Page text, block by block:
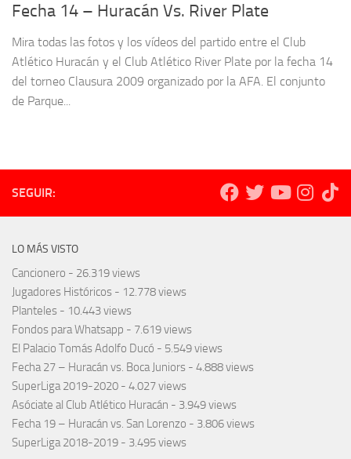
Fecha 14 – Huracán Vs. River Plate
Mira todas las fotos y los vídeos del partido entre el Club
Atlético Huracán y el Club Atlético River Plate por la fecha 14
del torneo Clausura 2009 organizado por la AFA. El conjunto
de Parque...
SEGUIR:
LO MÁS VISTO
Cancionero - 26.319 views
Jugadores Históricos - 12.778 views
Planteles - 10.443 views
Fondos para Whatsapp - 7.619 views
El Palacio Tomás Adolfo Ducó - 5.549 views
Fecha 27 – Huracán vs. Boca Juniors - 4.888 views
SuperLiga 2019-2020 - 4.027 views
Asóciate al Club Atlético Huracán - 3.949 views
Fecha 19 – Huracán vs. San Lorenzo - 3.806 views
SuperLiga 2018-2019 - 3.495 views